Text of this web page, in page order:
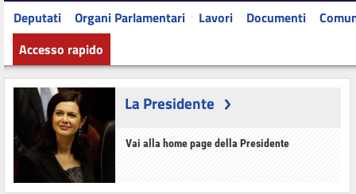
Deputati Organi Parlamentari Lavori Documenti
Accesso rapido
La Presidente
Vai alla home page della Presidente